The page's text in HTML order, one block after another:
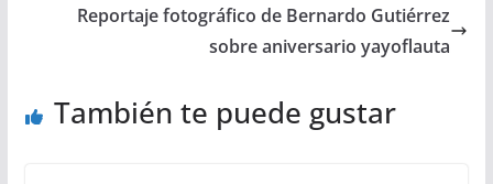
Reportaje fotográfico de Bernardo Gutiérrez
sobre aniversario yayoflauta
También te puede gustar